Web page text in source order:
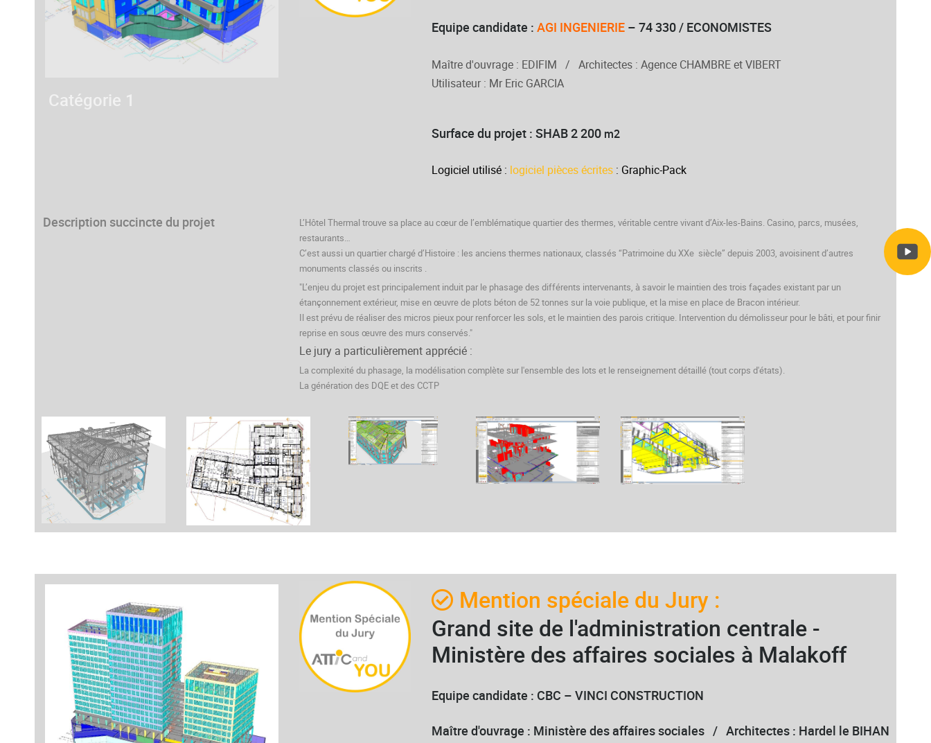
Catégorie 1
Equipe candidate :AGI INGENIERIE – 74 330 / ECONOMISTES
Maître d'ouvrage : EDIFIM / Architectes : Agence CHAMBRE et VIBERT
Utilisateur : Mr Eric GARCIA
Surface du projet : SHAB 2 200 m2
Logiciel utilisé : logiciel pièces écrites : Graphic-Pack
Description succincte du projet L’Hôtel Thermal trouve sa place au cœur de l’emblématique quartier des thermes,véritable centre vivant d’Aix-les-Bains. Casino, parcs, musées,
restaurants…
C’est aussi un quartier chargé d’Histoire : les anciens thermes nationaux, classés“Patrimoine du XXe siècle” depuis 2003, avoisinent d’autres
monuments classés ou inscrits .
"L’enjeu du projet est principalement induit par le phasage des différents intervenants, à savoir le maintien des trois façades existant par un
étançonnement extérieur, mise en œuvre de plots béton de 52 tonnes sur la voie publique, et la mise en place de Bracon intérieur.
Il est prévu de réaliser des micros pieux pour renforcer les sols, et le maintien des parois critique. Intervention du démolisseur pour le bâti, et pour finir
reprise en sous œuvre des murs conservés."
Le jury a particulièrement apprécié :
La complexité du phasage, la modélisation complète sur l'ensemble des lots et le renseignement détaillé (tout corps d'états).
La génération des DQE et des CCTP
Mention spéciale du Jury :
Grand site de l'administration centrale -
Ministère des affaires sociales à Malakoff
Equipe candidate : CBC – VINCI CONSTRUCTION
Maître d'ouvrage : Ministère des affaires sociales / Architectes : Hardel le BIHAN